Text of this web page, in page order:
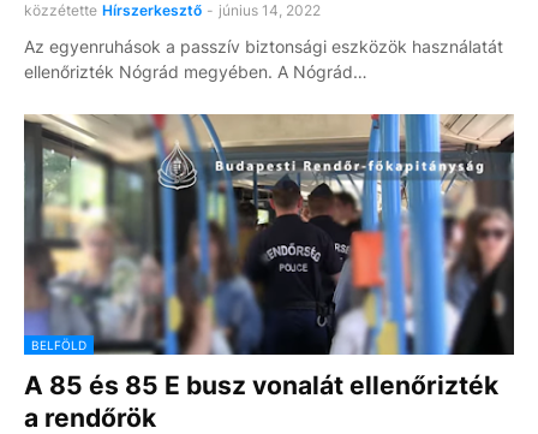
közzétette Hírszerkesztő - június 14, 2022
Az egyenruhások a passzív biztonsági eszközök használatát
ellenőrizték Nógrád megyében. A Nógrád…
BELFÖLD
A 85 és 85 E busz vonalát ellenőrizték
a rendőrök